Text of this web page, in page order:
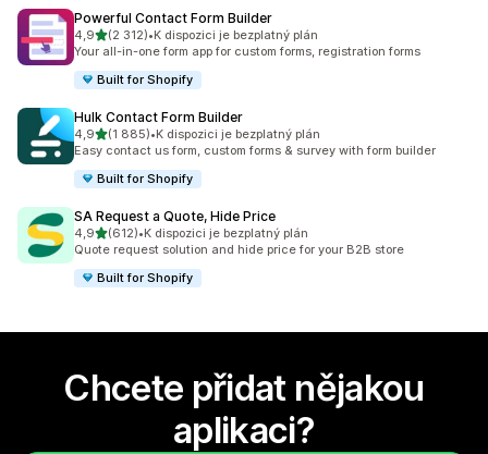
Powerful Contact Form Builder
4,9z 5 hvězd
(2 312)
Celkový počet recenzí: 2312
•K dispozici je bezplatný plán
Your all-in-one form app for custom forms, registration forms
Built for Shopify
Hulk Contact Form Builder
4,9z 5 hvězd
(1 885)
Celkový počet recenzí: 1885
•K dispozici je bezplatný plán
Easy contact us form, custom forms & survey with form builder
Built for Shopify
SA Request a Quote, Hide Price
4,9z 5 hvězd
(612)
Celkový počet recenzí: 612
•K dispozici je bezplatný plán
Quote request solution and hide price for your B2B store
Built for Shopify
Chcete přidat nějakou
aplikaci?